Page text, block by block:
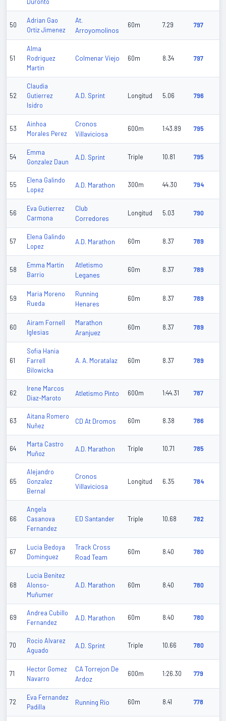
Duronto
50
Adrian Gao
Ortiz Jimenez
At.
Arroyomolinos
60m 7.29 797
51
Alma
Rodriguez
Martin
Colmenar Viejo 60m 8.34 797
52
Claudia
Gutierrez
Isidro
A.D. Sprint Longitud 5.06 796
53
Ainhoa
Morales Perez
Cronos
Villaviciosa
600m 1:43.89 795
54
Emma
Gonzalez Daun
A.D. Sprint Triple 10.81 795
55
Elena Galindo
Lopez
A.D. Marathon 300m 44.30 794
56
Eva Gutierrez
Carmona
Club
Corredores
Longitud 5.03 790
57
Elena Galindo
Lopez
A.D. Marathon 60m 8.37 789
58
Emma Martin
Barrio
Atletismo
Leganes
60m 8.37 789
59
Maria Moreno
Rueda
Running
Henares
60m 8.37 789
60
Airam Fornell
Iglesias
Marathon
Aranjuez
60m 8.37 789
61
Sofia Hania
Farrell
Bilowicka
A. A. Moratalaz 60m 8.37 789
62
Irene Marcos
Diaz-Maroto
Atletismo Pinto 600m 1:44.31 787
63
Aitana Romero
Nuñez
CD At Dromos 60m 8.38 786
64
Marta Castro
Muñoz
A.D. Marathon Triple 10.71 785
65
Alejandro
Gonzalez
Bernal
Cronos
Villaviciosa
Longitud 6.35 784
66
Angela
Casanova
Fernandez
ED Santander Triple 10.68 782
67
Lucia Bedoya
Dominguez
Track Cross
Road Team
60m 8.40 780
68
Lucia Benitez
Alonso-
Muñumer
A.D. Marathon 60m 8.40 780
69
Andrea Cubillo
Fernandez
A.D. Marathon 60m 8.40 780
70
Rocio Alvarez
Aguado
A.D. Sprint Triple 10.66 780
71
Hector Gomez
Navarro
CA Torrejon De
Ardoz
600m 1:26.30 779
72
Eva Fernandez
Padilla
Running Rio 60m 8.41 778